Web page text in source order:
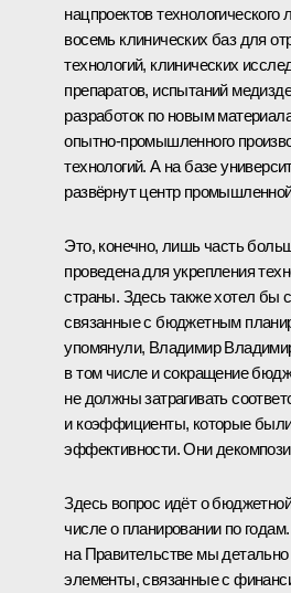
нацпроектов
восемь клинических баз для
технологий, клинических
препаратов, испытаний
разработок по новым
опытно-промышленного
технологий. А на базе
развёрнут центр
Это, конечно, лишь часть
проведена для укрепления
страны. Здесь также хотел бы
связанные с бюджетным
упомянули, Владимир
в том числе и сокращение
не должны затрагивать
и коэффициенты, которые
эффективности. Они
Здесь вопрос идёт о
числе о планировании по
на Правительстве мы
элементы, связанные с